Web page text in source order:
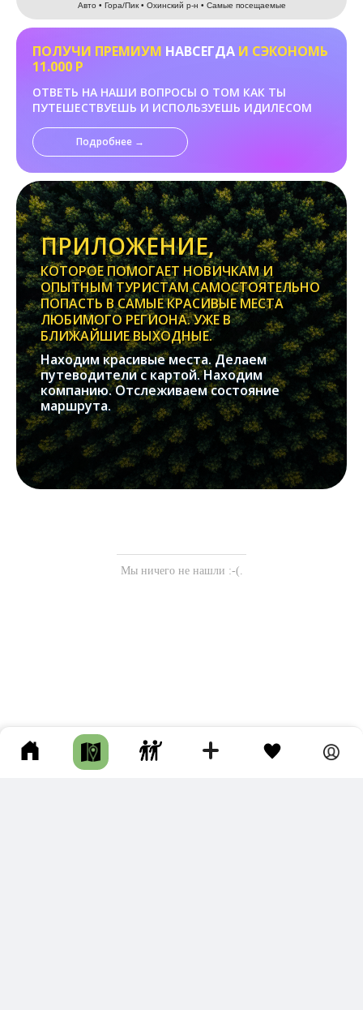
Авто • Гора/Пик • Охинский р-н • Самые посещаемые
ПОЛУЧИ ПРЕМИУМ НАВСЕГДА И СЭКОНОМЬ
11.000 Р
ОТВЕТЬ НА НАШИ ВОПРОСЫ О ТОМ КАК ТЫ
ПУТЕШЕСТВУЕШЬ И ИСПОЛЬЗУЕШЬ ИДИЛЕСОМ
Подробнее →
ПРИЛОЖЕНИЕ,
КОТОРОЕ ПОМОГАЕТ НОВИЧКАМ И
ОПЫТНЫМ ТУРИСТАМ САМОСТОЯТЕЛЬНО
ПОПАСТЬ В САМЫЕ КРАСИВЫЕ МЕСТА
ЛЮБИМОГО РЕГИОНА. УЖЕ В
БЛИЖАЙШИЕ ВЫХОДНЫЕ.
Находим красивые места. Делаем
путеводители с картой. Находим
компанию. Отслеживаем состояние
маршрута.
Мы ничего не нашли :-(.